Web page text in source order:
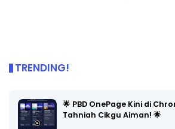
TRENDING!
🌟 PBD OnePage Kini di
Tahniah Cikgu Aiman! 🌟